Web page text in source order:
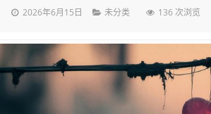
2026年6月15日 未分类 136 次浏览